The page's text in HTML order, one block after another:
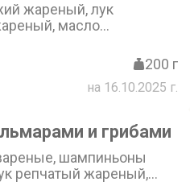
жареный, лук
масло
200 г
на 16.10.2025 г.
и грибами
шампиньоны
репчатый жареный,